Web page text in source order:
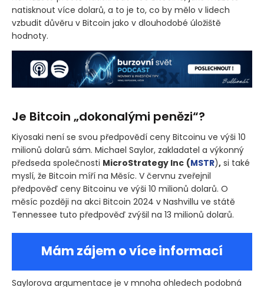
natisknout více dolarů, a to je to, co by mělo v lidech
vzbudit důvěru v Bitcoin jako v dlouhodobé úložiště
hodnoty.
Je Bitcoin „dokonalými penězi“?
Kiyosaki není se svou předpovědí ceny Bitcoinu ve výši 10
milionů dolarů sám. Michael Saylor, zakladatel a výkonný
předseda společnosti MicroStrategy Inc (MSTR), si také
myslí, že Bitcoin míří na Měsíc. V červnu zveřejnil
předpověď ceny Bitcoinu ve výši 10 milionů dolarů. O
měsíc později na akci Bitcoin 2024 v Nashvillu ve státě
Tennessee tuto předpověď zvýšil na 13 milionů dolarů.
Mám zájem o více informací
Saylorova argumentace je v mnoha ohledech podobná